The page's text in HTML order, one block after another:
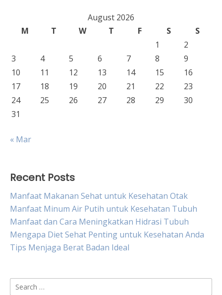
August 2026
M
T W T F S
S
1
2
3
4 5 6 7 8
9
10
11 12 13 14 15
16
17
18 19 20 21 22
23
24
25 26 27 28 29
30
31
« Mar
Recent Posts
Manfaat Makanan Sehat untuk Kesehatan Otak
Manfaat Minum Air Putih untuk Kesehatan Tubuh
Manfaat dan Cara Meningkatkan Hidrasi Tubuh
Mengapa Diet Sehat Penting untuk Kesehatan Anda
Tips Menjaga Berat Badan Ideal
Search